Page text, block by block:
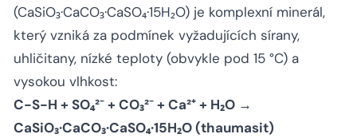
(CaSiO₃·CaCO₃·CaSO₄·15H₂O) je komplexní minerál,
který vzniká za podmínek vyžadujících sírany,
uhličitany, nízké teploty (obvykle pod 15 °C) a
vysokou vlhkost:
C-S-H + SO₄²⁻ + CO₃²⁻ + Ca²⁺ + H₂O →
CaSiO₃·CaCO₃·CaSO₄·15H₂O (thaumasit)